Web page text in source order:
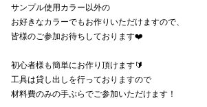
サンプル使用カラー以外の
お好きなカラーでもお作りいただけますので、
皆様のご参加お待ちしております❤️
初心者様も簡単にお作り頂けます🔰
工具は貸し出しを行っておりますので
材料費のみの手ぶらでご参加いただけます！